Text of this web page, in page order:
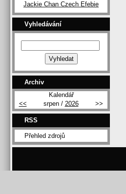
Jackie Chan Czech Efebie
Vyhledávání
Archiv
Kalendář
<<
srpen / 2026 >>
RSS
Přehled zdrojů